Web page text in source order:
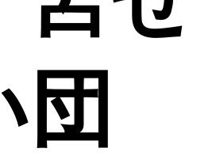
団